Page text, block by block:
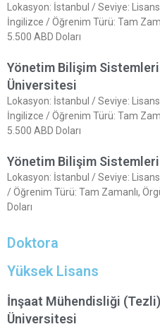
Lokasyon: İstanbul / Seviye:
İngilizce / Öğrenim Türü: Tam
5.500 ABD Doları
Yönetim Bilişim
Üniversitesi
Lokasyon: İstanbul / Seviye:
İngilizce / Öğrenim Türü: Tam
5.500 ABD Doları
Yönetim Bilişim
Lokasyon: İstanbul / Seviye:
/ Öğrenim Türü: Tam Zamanlı,
Doları
Doktora
Yüksek Lisans
İnşaat Mühendisliği
Üniversitesi